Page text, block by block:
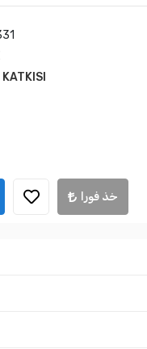
خذ فورا